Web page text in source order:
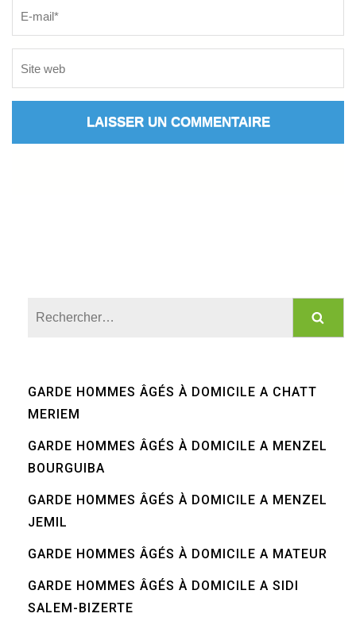
GARDE HOMMES ÂGÉS À DOMICILE A CHATT
MERIEM
GARDE HOMMES ÂGÉS À DOMICILE A MENZEL
BOURGUIBA
GARDE HOMMES ÂGÉS À DOMICILE A MENZEL
JEMIL
GARDE HOMMES ÂGÉS À DOMICILE A MATEUR
GARDE HOMMES ÂGÉS À DOMICILE A SIDI
SALEM-BIZERTE